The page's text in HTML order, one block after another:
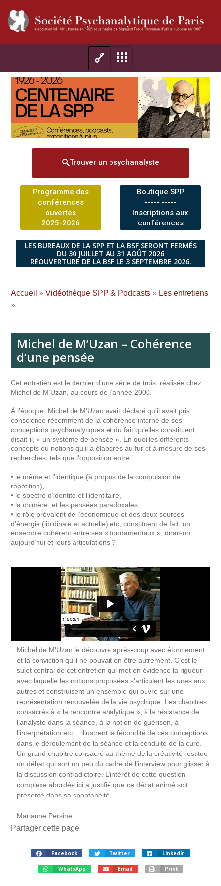
Trouver un psychanalyste
Programme des
conférences
ouvertes
2025-2026
Boutique SPP
----- -----
Inscriptions aux
conférences
LES BUREAUX DE LA SPP ET LA BSF SERONT FERMÉS
DU 30 JUILLET AU 31 AOÛT 2026
RÉOUVERTURE DE LA BSF LE 3 SEPTEMBRE 2026.
Accueil » Vidéothèque SPP & Podcasts » Les entretiens
»
Michel de M’Uzan – Cohérence
d’une pensée
Cet entretien est le dernier d’une série de trois, réalisée chez
Michel de M’Uzan, au cours de l’année 2000.
À l’époque, Michel de M’Uzan avait déclaré qu’il avait pris
conscience récemment de la cohérence interne de ses
conceptions psychanalytiques et du fait qu’elles constituent,
disait-il, « un système de pensée ». En quoi les différents
concepts ou notions qu’il a élaborés au fur et à mesure de ses
recherches, tels que l’opposition entre :
• le même et l’identique (à propos de la compulsion de
répétition),
• le spectre d’identité et l’identitaire,
• la chimère, et les pensées paradoxales,
• le rôle prévalent de l’économique et des deux sources
d’énergie (libidinale et actuelle) etc, constituent de fait, un
ensemble cohérent entre ses « fondamentaux », dirait-on
aujourd’hui et leurs articulations ?
Michel de M’Uzan le découvre après-coup avec étonnement
et la conviction qu’il ne pouvait en être autrement. C’est le
sujet central de cet entretien qui met en évidence la rigueur
avec laquelle les notions proposées s’articulent les unes aux
autres et construisent un ensemble qui ouvre sur une
représentation renouvelée de la vie psychique. Les chapitres
consacrés à « la rencontre analytique », à la résistance de
l’analyste dans la séance, à la notion de guérison, à
l’interprétation etc… illustrent la fécondité de ces conceptions
dans le déroulement de la séance et la conduite de la cure.
Un grand chapitre consacré au thème de la créativité restitue
un débat qui sort un peu du cadre de l’interview pour glisser à
la discussion contradictoire. L’intérêt de cette question
complexe abordée ici a justifié que ce débat animé soit
présenté dans sa spontanéité.
Marianne Persine
Partager cette page
Facebook Twitter LinkedIn
WhatsApp Email Print